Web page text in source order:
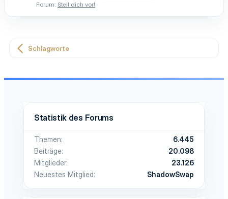
Forum: Stell dich vor!
Schlagworte
Statistik des Forums
Themen
6.445
Beiträge
20.098
Mitglieder
23.126
Neuestes Mitglied
ShadowSwap